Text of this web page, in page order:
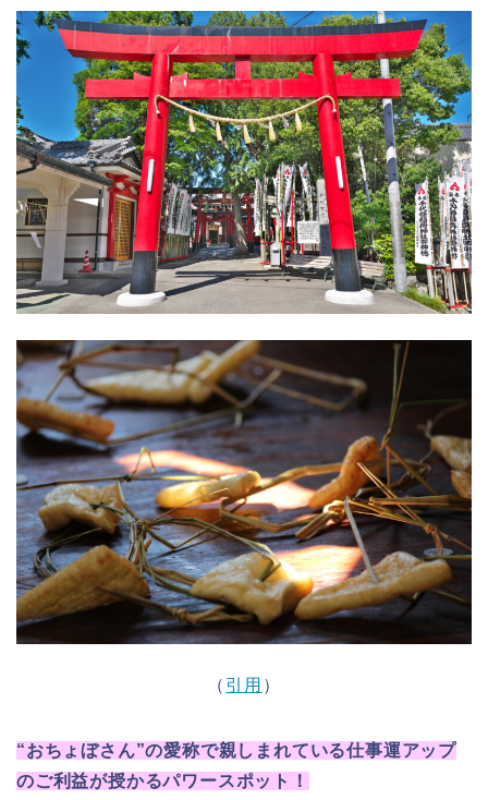
（ 引用 ）
“おちょぼさん”の愛称で親しまれている仕事運アップ
のご利益が授かるパワースポット！